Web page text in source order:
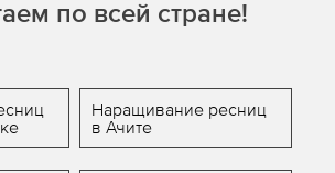
по всей стране!
Наращивание ресниц
в Ачите